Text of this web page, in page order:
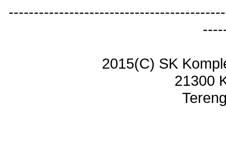
2015(C) SK
21300